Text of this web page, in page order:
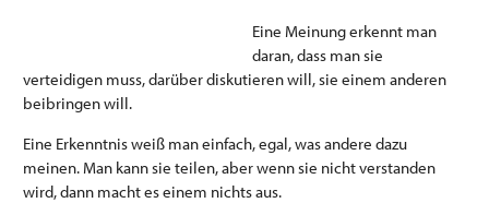
Eine Meinung erkennt man
daran, dass man sie
verteidigen muss, darüber diskutieren will, sie einem anderen
beibringen will.
Eine Erkenntnis weiß man einfach, egal, was andere dazu
meinen. Man kann sie teilen, aber wenn sie nicht verstanden
wird, dann macht es einem nichts aus.